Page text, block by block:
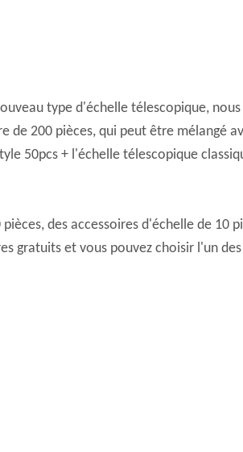
type d'échelle télescopique,
200 pièces, qui peut être mélangé
50pcs + l'échelle télescopique
des accessoires d'échelle de 10
gratuits et vous pouvez choisir l'un